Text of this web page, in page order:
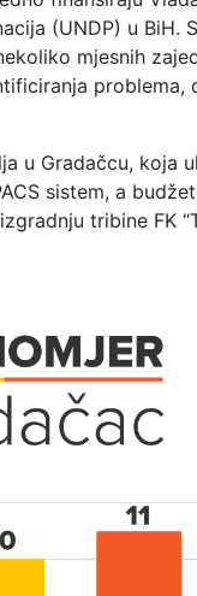
(UNDP) u BiH.
mjesnih
problema,
u Gradačcu, koja
sistem, a
tribine FK